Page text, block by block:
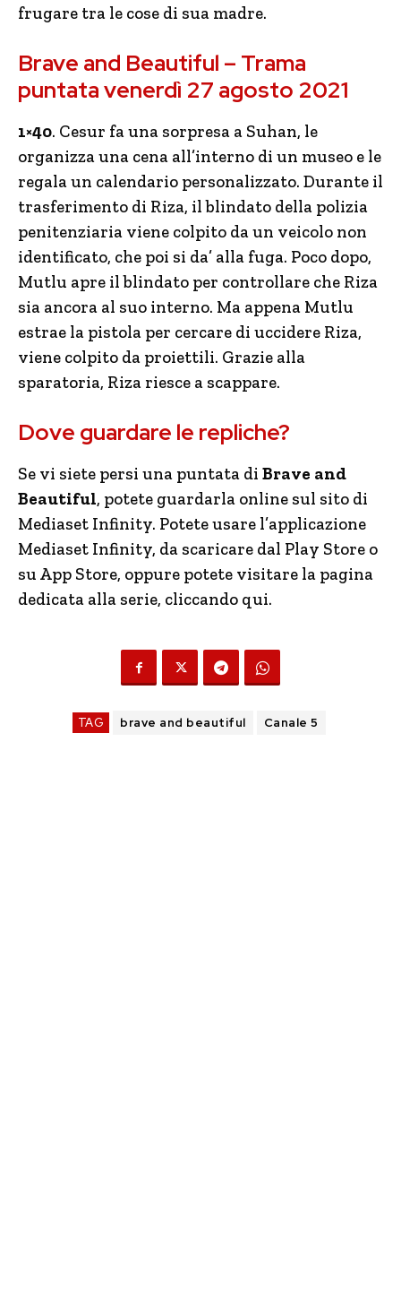
frugare tra le cose di sua madre.
Brave and Beautiful – Trama
puntata venerdì 27 agosto 2021
1×40. Cesur fa una sorpresa a Suhan, le
organizza una cena all’interno di un museo e le
regala un calendario personalizzato. Durante il
trasferimento di Riza, il blindato della polizia
penitenziaria viene colpito da un veicolo non
identificato, che poi si da’ alla fuga. Poco dopo,
Mutlu apre il blindato per controllare che Riza
sia ancora al suo interno. Ma appena Mutlu
estrae la pistola per cercare di uccidere Riza,
viene colpito da proiettili. Grazie alla
sparatoria, Riza riesce a scappare.
Dove guardare le repliche?
Se vi siete persi una puntata di Brave and
Beautiful, potete guardarla online sul sito di
Mediaset Infinity. Potete usare l’applicazione
Mediaset Infinity, da scaricare dal Play Store o
su App Store, oppure potete visitare la pagina
dedicata alla serie, cliccando qui.
TAG brave and beautiful Canale 5